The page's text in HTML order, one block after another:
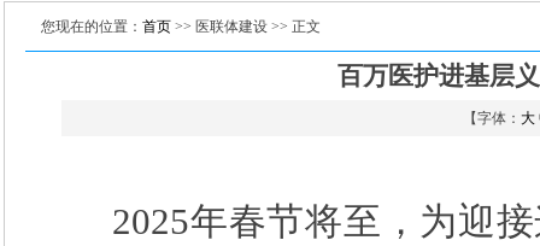
您现在的位置： 首页>> 医联体建设 >> 正文
百万医护进基层
【字体： 大
2025年春节将至，为迎